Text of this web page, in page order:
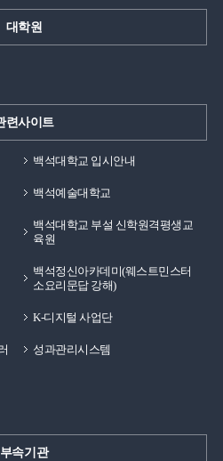
대학원
련사이트
백석대학교 입시안내
백석예술대학교
백석대학교 부설 신학원격평생교
육원
백석정신아카데미(웨스트민스터
소요리문답 강해)
K-디지털 사업단
성과관리시스템
부속기관